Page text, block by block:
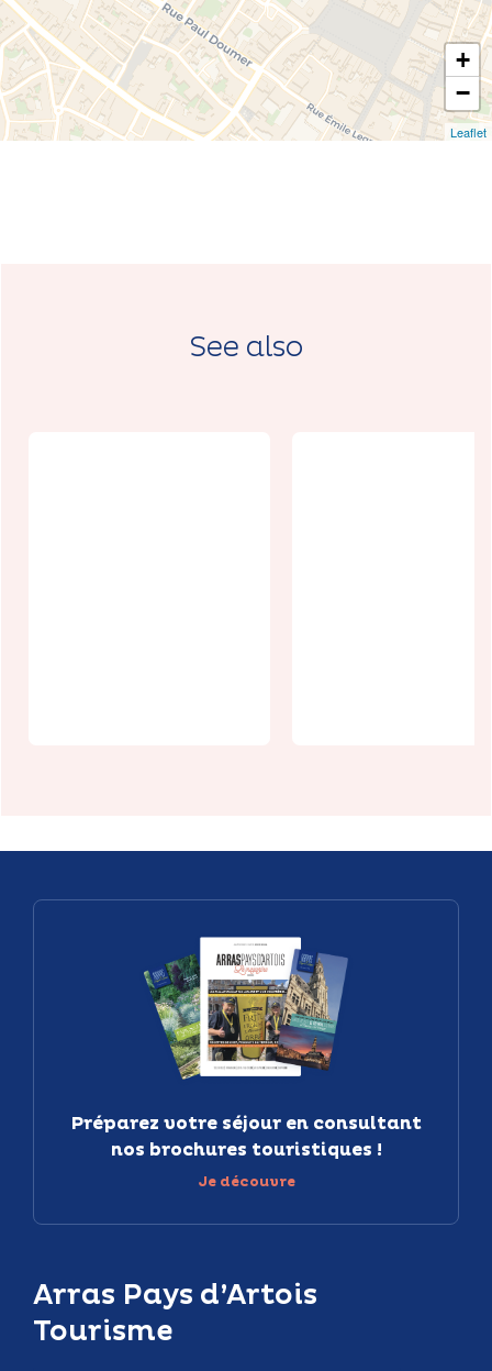
+
−
Leaflet
See also
Arras Pays d’Artois
Tourisme
Préparez votre séjour en consultant
nos brochures touristiques !
Je découvre